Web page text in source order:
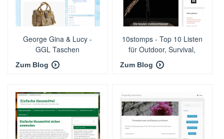
George Gina & Lucy -
GGL Taschen
Zum Blog
10stomps - Top 10 Listen
für Outdoor, Survival,
Camping und Freizeit
Zum Blog